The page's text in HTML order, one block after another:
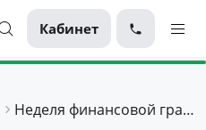
Кабинет
Неделя финансовой грамотности с Microinvest